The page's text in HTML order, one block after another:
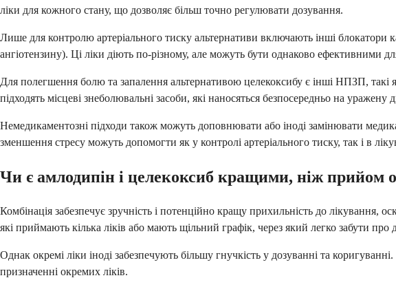
ліки для кожного стану, що дозволяє більш точно регулювати дозування.
Лише для контролю артеріального тиску альтернативи включають інші блокатори
ангіотензину). Ці ліки діють по-різному, але можуть бути однаково ефективними
Для полегшення болю та запалення альтернативою целекоксибу є інші НПЗП,
підходять місцеві знеболювальні засоби, які наносяться безпосередньо на уражену
Немедикаментозні підходи також можуть доповнювати або іноді замінювати
зменшення стресу можуть допомогти як у контролі артеріального тиску, так і в
Чи є амлодипін і целекоксиб кращими, ніж прийом
Комбінація забезпечує зручність і потенційно кращу прихильність до
які приймають кілька ліків або мають щільний графік, через який легко забути про
Однак окремі ліки іноді забезпечують більшу гнучкість у дозуванні та
призначенні окремих ліків.